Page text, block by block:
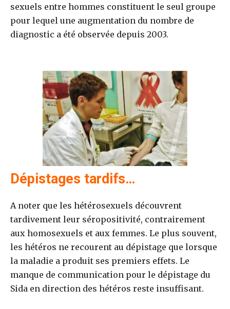
sexuels entre hommes constituent le seul groupe
pour lequel une augmentation du nombre de
diagnostic a été observée depuis 2003.
Dépistages tardifs…
A noter que les hétérosexuels découvrent
tardivement leur séropositivité, contrairement
aux homosexuels et aux femmes. Le plus souvent,
les hétéros ne recourent au dépistage que lorsque
la maladie a produit ses premiers effets. Le
manque de communication pour le dépistage du
Sida en direction des hétéros reste insuffisant.